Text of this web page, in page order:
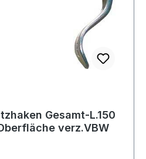
Gesamt-L.150
verz.VBW